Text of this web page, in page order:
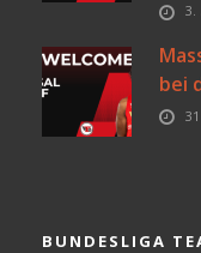
3.
bei
BUNDESLIGA